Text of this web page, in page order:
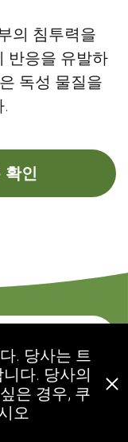
의 침투력을
반응을 유발하
독성 물질을
인
. 당사는 트
다. 당사의
은 경우, 쿠
오